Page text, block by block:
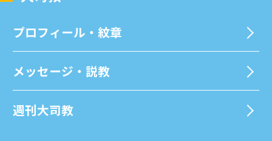
プロフィール・紋章
メッセージ・説教
週刊⼤司教